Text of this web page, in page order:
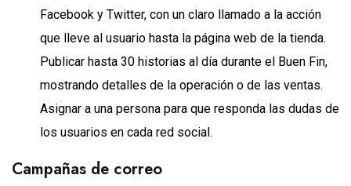
Facebook y Twitter, con un claro llamado a la acción
que lleve al usuario hasta la página web de la tienda.
Publicar hasta 30 historias al día durante el Buen Fin,
mostrando detalles de la operación o de las ventas.
Asignar a una persona para que responda las dudas de
los usuarios en cada red social.
Campañas de correo